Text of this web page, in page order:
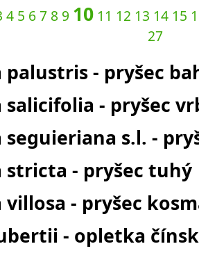
4 5 6 7 8 9 10 11 12 13 14 15
27
palustris - pryšec
salicifolia - pryšec
s.l. -
stricta - pryšec tuhý
villosa - pryšec
- opletka